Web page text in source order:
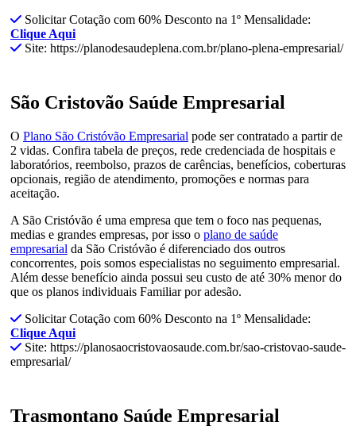
Solicitar Cotação com 60% Desconto na 1º Mensalidade:
Clique Aqui
Site: https://planodesaudeplena.com.br/plano-plena-empresarial/
São Cristovão Saúde Empresarial
O Plano São Cristóvão Empresarial pode ser contratado a partir de
2 vidas. Confira tabela de preços, rede credenciada de hospitais e
laboratórios, reembolso, prazos de carências, benefícios, coberturas
opcionais, região de atendimento, promoções e normas para
aceitação.
A São Cristóvão é uma empresa que tem o foco nas pequenas,
medias e grandes empresas, por isso o plano de saúde
empresarial da São Cristóvão é diferenciado dos outros
concorrentes, pois somos especialistas no seguimento empresarial.
Além desse benefício ainda possui seu custo de até 30% menor do
que os planos individuais Familiar por adesão.
Solicitar Cotação com 60% Desconto na 1º Mensalidade:
Clique Aqui
Site: https://planosaocristovaosaude.com.br/sao-cristovao-saude-
empresarial/
Trasmontano Saúde Empresarial